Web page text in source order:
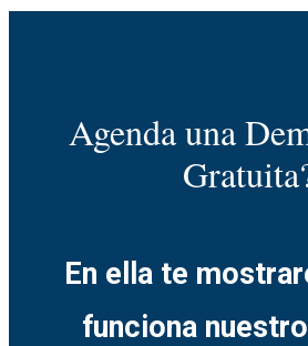
Agenda una
En ella te
funciona